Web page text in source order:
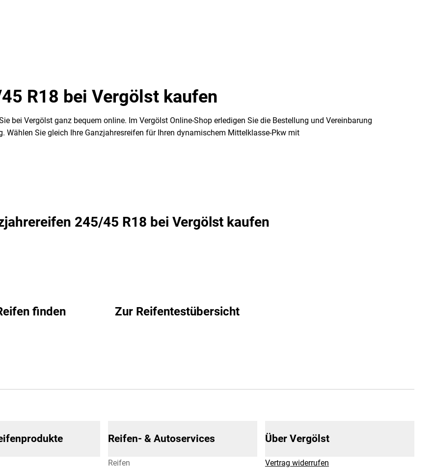
R18 bei Vergölst kaufen
bei Vergölst ganz bequem online. Im Vergölst Online-Shop erledigen Sie die Bestellung und Vereinbarung
Wählen Sie gleich Ihre Ganzjahresreifen für Ihren dynamischem Mittelklasse-Pkw mit
245/45 R18 bei Vergölst kaufen
finden Zur Reifentestübersicht
Reifen- & Autoservices
Reifen
Über Vergölst
Vertrag widerrufen